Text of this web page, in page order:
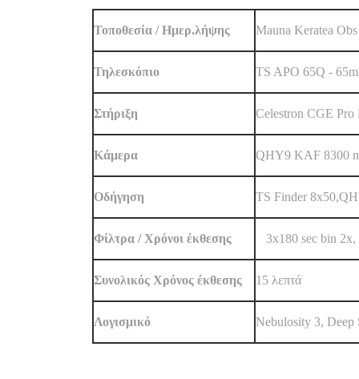
Τοποθεσία / Ημερ.λήψης Mauna Keratea
Τηλεσκόπιο TS APO 65Q -
Στήριξη Celestron CGE
Κάμερα QHY9 KAF 8300
Oδήγηση TS Finder
Φίλτρα / Χρόνοι έκθεσης 3x180 sec bin 2x,
Συνολικός Χρόνος έκθεσης 15 λεπτά
Λογισμικό Nebulosity 3, Deep